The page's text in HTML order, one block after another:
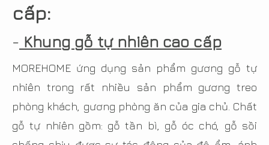
cấp:
- Khung gỗ tự nhiên cao cấp
MOREHOME ứng dụng sản phẩm gương gỗ tự
nhiên trong rất nhiều sản phẩm gương treo
phòng khách, gương phòng ăn của gia chủ. Chất
gỗ tự nhiên gồm: gỗ tần bì, gỗ óc chó, gỗ sồi